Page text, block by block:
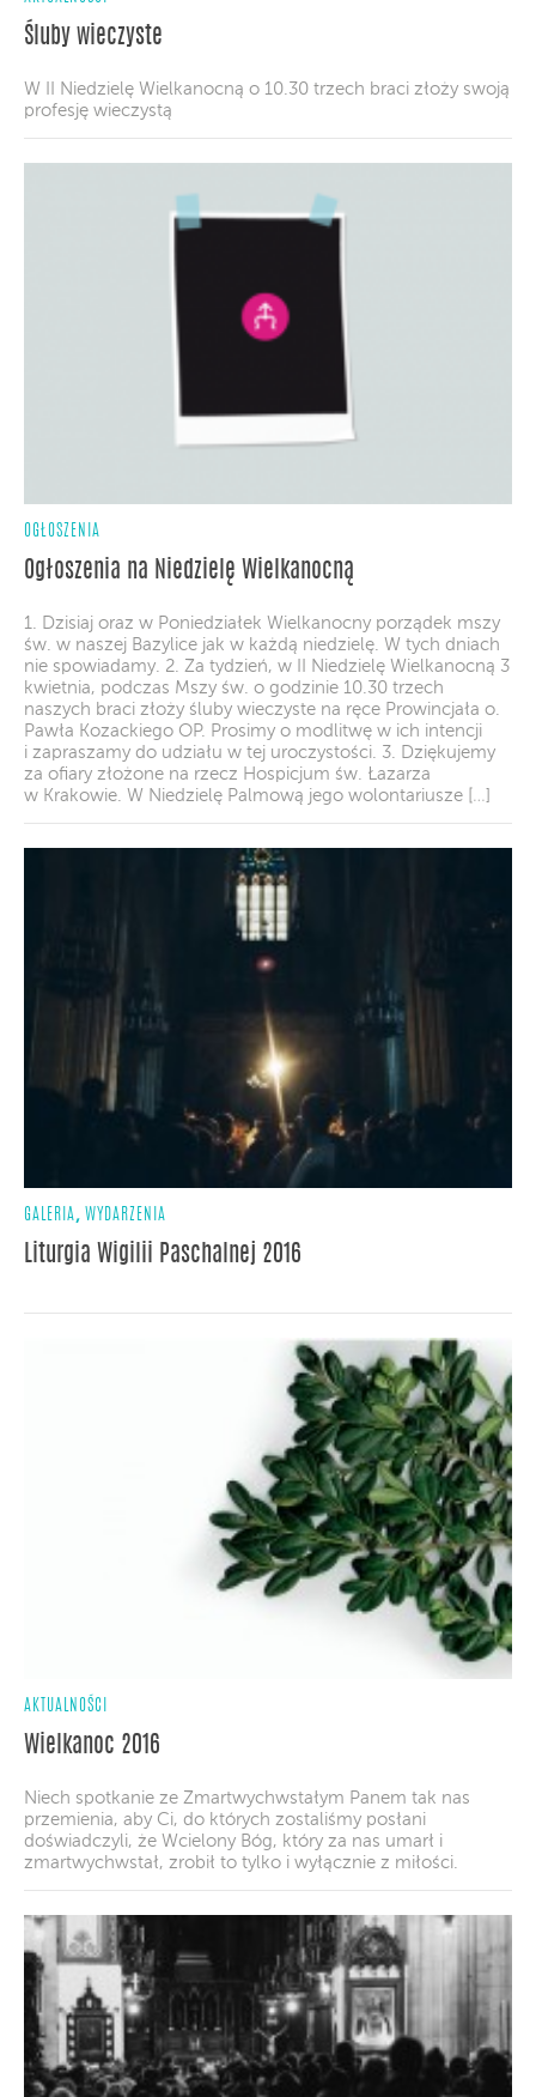
Śluby wieczyste
W II Niedzielę Wielkanocną o 10.30 trzech braci złoży swoją
profesję wieczystą
OGŁOSZENIA
Ogłoszenia na Niedzielę Wielkanocną
1. Dzisiaj oraz w Poniedziałek Wielkanocny porządek mszy
św. w naszej Bazylice jak w każdą niedzielę. W tych dniach
nie spowiadamy. 2. Za tydzień, w II Niedzielę Wielkanocną 3
kwietnia, podczas Mszy św. o godzinie 10.30 trzech
naszych braci złoży śluby wieczyste na ręce Prowincjała o.
Pawła Kozackiego OP. Prosimy o modlitwę w ich intencji
i zapraszamy do udziału w tej uroczystości. 3. Dziękujemy
za ofiary złożone na rzecz Hospicjum św. Łazarza
w Krakowie. W Niedzielę Palmową jego wolontariusze […]
GALERIA, WYDARZENIA
Liturgia Wigilii Paschalnej 2016
AKTUALNOŚCI
Wielkanoc 2016
Niech spotkanie ze Zmartwychwstałym Panem tak nas
przemienia, aby Ci, do których zostaliśmy posłani
doświadczyli, że Wcielony Bóg, który za nas umarł i
zmartwychwstał, zrobił to tylko i wyłącznie z miłości.